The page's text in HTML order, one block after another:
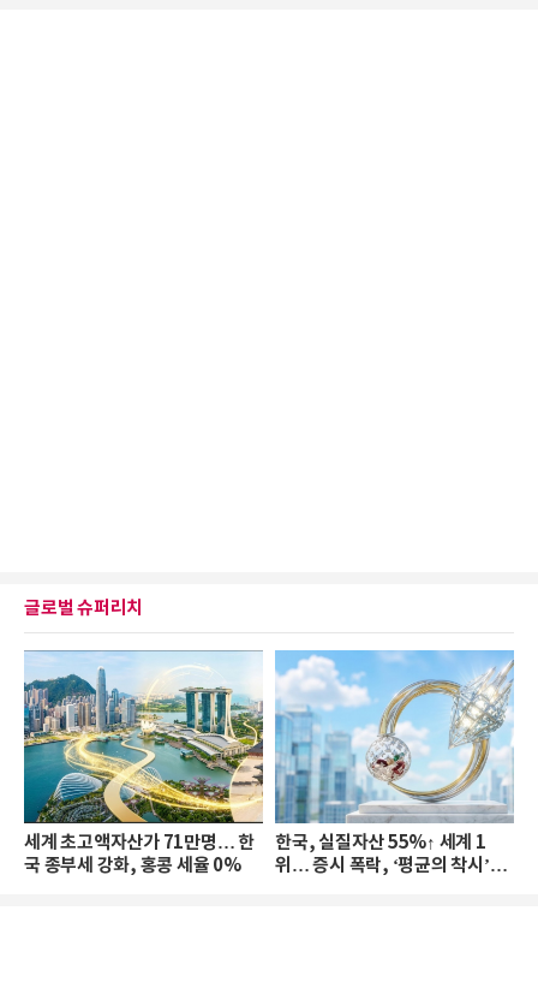
글로벌 슈퍼리치
세계 초고액자산가 71만명… 한
국 종부세 강화, 홍콩 세율 0%
한국, 실질자산 55%↑ 세계 1
위… 증시 폭락, ‘평균의 착시’와